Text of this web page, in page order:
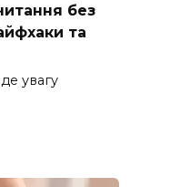
без
та
де увагу